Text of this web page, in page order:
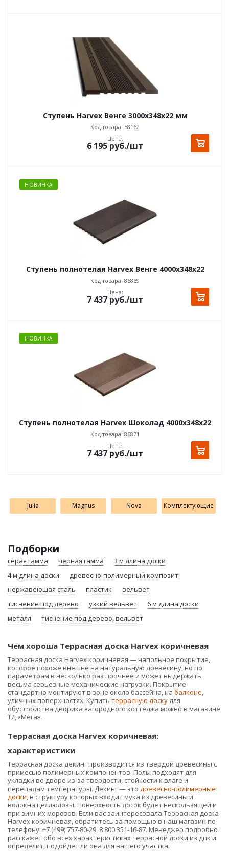
Ступень Harvex Венге 3000x348x22 мм
Код товара: 58162
Цена:
6 195 руб./шт
НОВИНКА
Ступень полнотелая Harvex Венге 4000x348x22
Код товара: 86869
Цена:
7 437 руб./шт
НОВИНКА
Ступень полнотелая Harvex Шоколад 4000x348x22
Код товара: 86871
Цена:
7 437 руб./шт
Julia Magnus Nova Комплектующие
Подборки
серая гамма черная гамма
3 м длина доски
4 м длина доски
древесно-полимерный композит
нержавеющая сталь
пластик
вельвет
тиснение под дерево
узкий вельвет
6 м длина доски
металл
тиснение под дерево, вельвет
Чем хороша Террасная доска Harvex коричневая
Террасная доска Harvex коричневая — напольное покрытие,
которое похоже внешне на натуральную древесину, но по
параметрам в несколько раз прочнее и может выдержать
весьма серьезные механические нагрузки. Покрытие
стандартно монтируют в зоне около бассейна, на балконе,
уличных поверхностях. Купить террасную доску для
обустройства дворика загородного коттеджа можно в магазине
ТД «Мега».
Террасная доска Harvex коричневая:
характеристики
Террасная доска декинг производится из твердой древесины с
примесью полимерных компонентов. Полы подходят для
укладки во дворе из-за твердости, стойкости к влаге и
перепадам температуры. Декинг — это древесно-полимерные
доски, в структуру которых входит мука из древесины и
волокна целлюлозы. Поверхность досок будет нескользящей и
при зимних морозов. Если вас заинтересовала Террасная доска
Harvex коричневая, обратитесь за помощью в наш магазин по
телефону: +7 (499) 757-80-29, 8 800 351-16-87. Менеджер подробно
расскажет обо всех характеристиках террасной доски из дпк и
определит, подойдет ли она для вашего участка.